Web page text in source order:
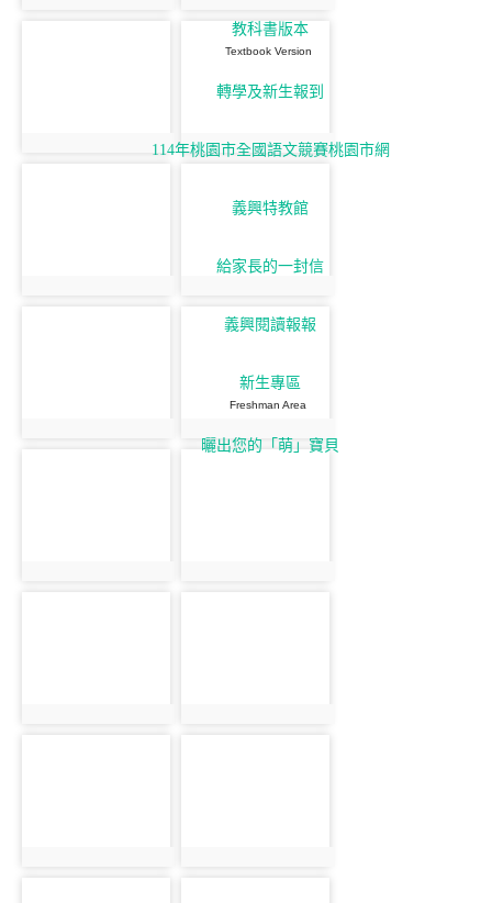
教科書版本
Textbook Version
轉學及新生報到
114年桃園市全國語文競賽桃園市網
義興特教館
給家長的一封信
義興閱讀報報
新生專區
Freshman Area
曬出您的「萌」寶貝